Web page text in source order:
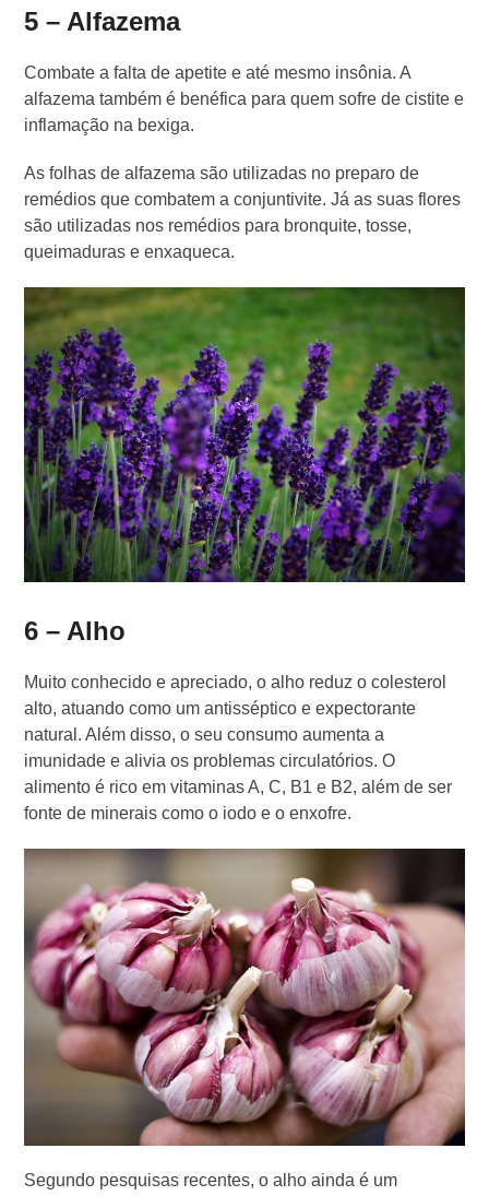
5 – Alfazema
Combate a falta de apetite e até mesmo insônia. A
alfazema também é benéfica para quem sofre de cistite e
inflamação na bexiga.
As folhas de alfazema são utilizadas no preparo de
remédios que combatem a conjuntivite. Já as suas flores
são utilizadas nos remédios para bronquite, tosse,
queimaduras e enxaqueca.
6 – Alho
Muito conhecido e apreciado, o alho reduz o colesterol
alto, atuando como um antisséptico e expectorante
natural. Além disso, o seu consumo aumenta a
imunidade e alivia os problemas circulatórios. O
alimento é rico em vitaminas A, C, B1 e B2, além de ser
fonte de minerais como o iodo e o enxofre.
Segundo pesquisas recentes, o alho ainda é um